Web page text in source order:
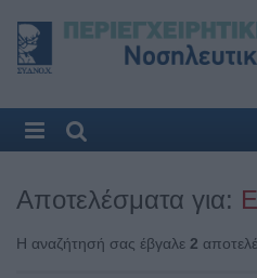
Αποτελέσματα για:
Η αναζήτησή σας έβγαλε 2